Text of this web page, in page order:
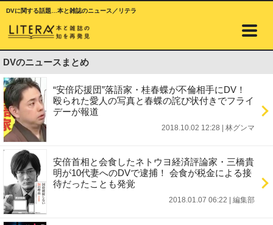
DVに関する話題…本と雑誌のニュース／リテラ
DVのニュースまとめ
“安倍応援団”落語家・桂春蝶が不倫相手にDV！
殴られた愛人の写真と春蝶の詫び状付きでフライ
デーが報道
2018.10.02 12:28 林グンマ
安倍首相と会食したネトウヨ経済評論家・三橋貴
明が10代妻へのDVで逮捕！ 会食が税金による接
待だったことも発覚
2018.01.07 06:22 編集部